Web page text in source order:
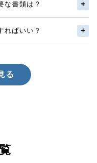
な書類は？
ればいい？
る